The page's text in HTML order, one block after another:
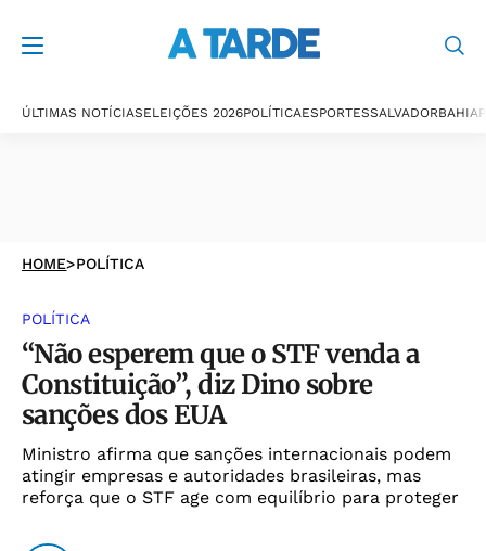
ÚLTIMAS NOTÍCIASELEIÇÕES 2026POLÍTICAESPORTESSALVADORBAHIA
HOME>POLÍTICA
POLÍTICA
“Não esperem que o STF venda a
Constituição”, diz Dino sobre
sanções dos EUA
Ministro afirma que sanções internacionais podem
atingir empresas e autoridades brasileiras, mas
reforça que o STF age com equilíbrio para proteger